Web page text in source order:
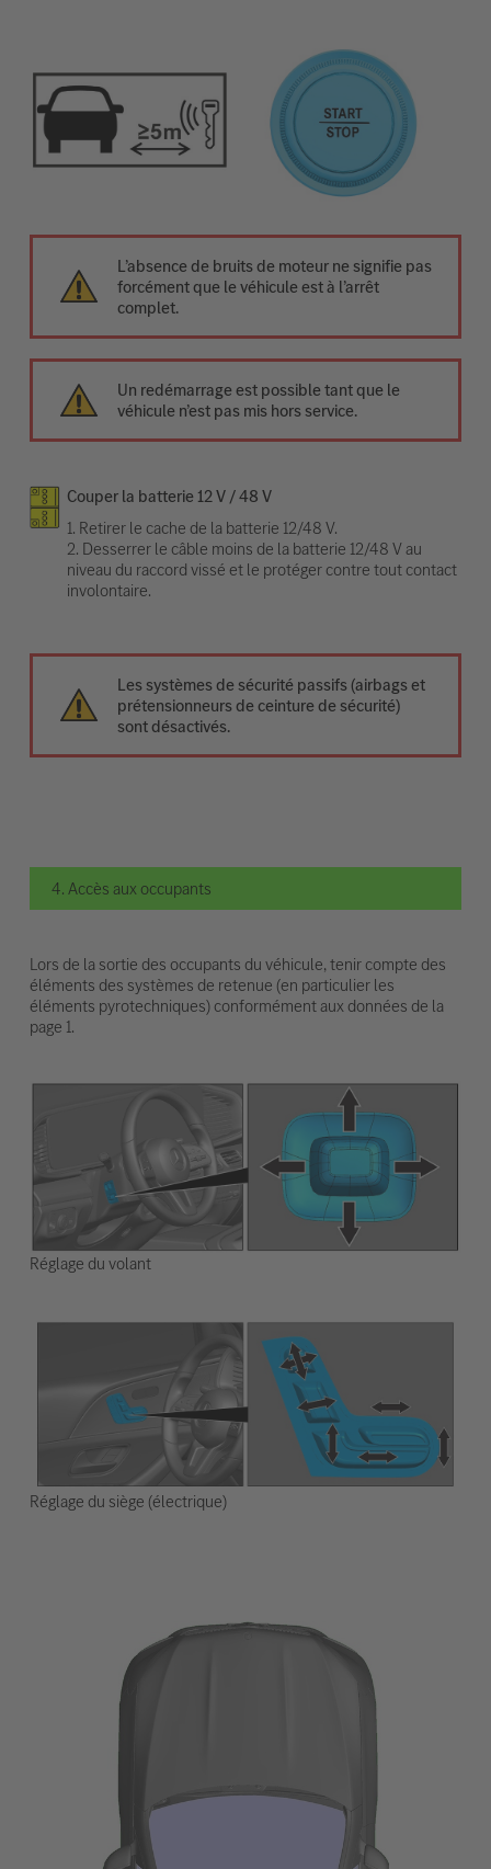
L’absence de bruits de moteur ne signifie pas
forcément que le véhicule est à l’arrêt
complet.
Un redémarrage est possible tant que le
véhicule n’est pas mis hors service.
Couper la batterie 12 V / 48 V
1. Retirer le cache de la batterie 12/48 V.
2. Desserrer le câble moins de la batterie 12/48 V au
niveau du raccord vissé et le protéger contre tout contact
involontaire.
Les systèmes de sécurité passifs (airbags et
prétensionneurs de ceinture de sécurité)
sont désactivés.
4. Accès aux occupants
Lors de la sortie des occupants du véhicule, tenir compte des
éléments des systèmes de retenue (en particulier les
éléments pyrotechniques) conformément aux données de la
page 1.
Réglage du volant
Réglage du siège (électrique)